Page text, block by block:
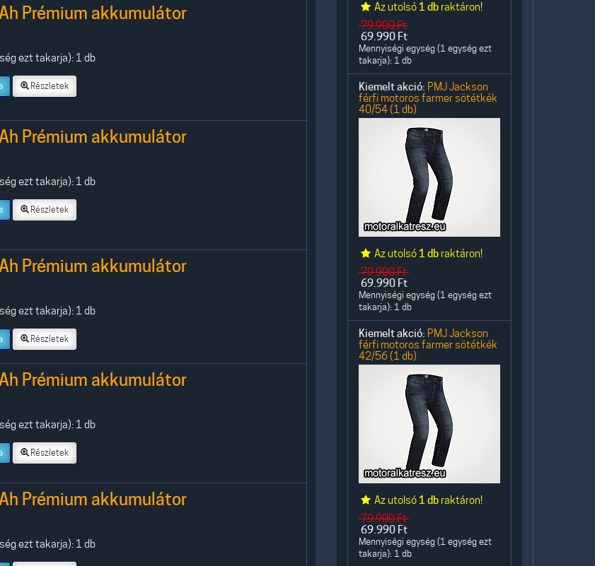
Prémium akkumulátor
ezt takarja): 1 db
Részletek
Prémium akkumulátor
ezt takarja): 1 db
Részletek
Prémium akkumulátor
ezt takarja): 1 db
Részletek
Prémium akkumulátor
ezt takarja): 1 db
Részletek
Prémium akkumulátor
ezt takarja): 1 db
Az utolsó 1 db raktáron!
79.900Ft
69.990 Ft
Mennyiségi egység (1 egység ezt
takarja): 1 db
Kiemelt akció: PMJ Jackson
férfi motoros farmer sötétkék
40/54 (1 db)
Az utolsó 1 db raktáron!
79.900Ft
69.990 Ft
Mennyiségi egység (1 egység ezt
takarja): 1 db
Kiemelt akció: PMJ Jackson
férfi motoros farmer sötétkék
42/56 (1 db)
Az utolsó 1 db raktáron!
79.900Ft
69.990 Ft
Mennyiségi egység (1 egység ezt
takarja): 1 db